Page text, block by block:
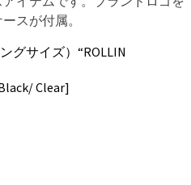
スが付属。
グサイズ）“ROLLIN
Clear]